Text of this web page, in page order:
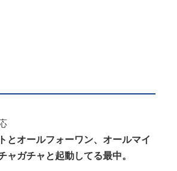
とオールフォーワン、オールマイ
ャガチャと起動してる最中。